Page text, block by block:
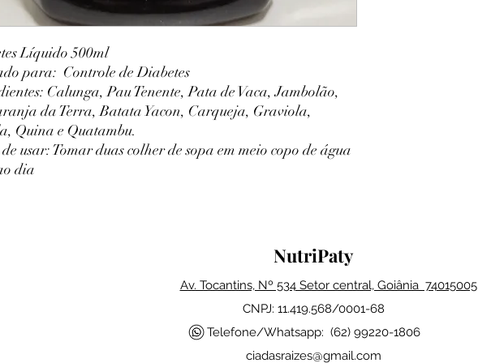
Líquido 500ml
para: Controle de Diabetes
Calunga, Pau Tenente, Pata de Vaca, Jambolão,
da Terra, Batata Yacon, Carqueja, Graviola,
Quina e Quatambu.
usar: Tomar duas colher de sopa em meio copo de água
dia
NutriPaty
Av. Tocantins, Nº 534 Setor central, Goiânia 74015005
CNPJ: 11.419.568/0001-68
Telefone/Whatsapp: (62) 99220-1806
ciadasraizes@gmail.com